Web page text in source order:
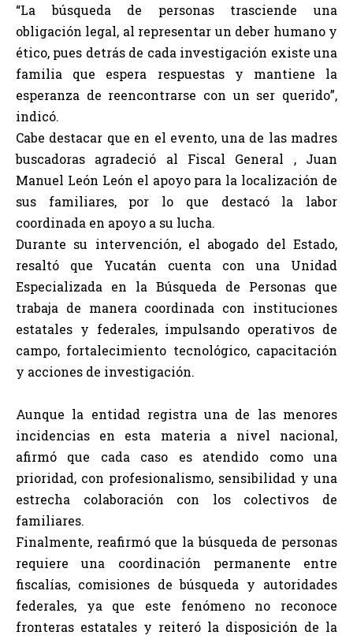
“La búsqueda de personas trasciende una
obligación legal, al representar un deber humano y
ético, pues detrás de cada investigación existe una
familia que espera respuestas y mantiene la
esperanza de reencontrarse con un ser querido”,
indicó.
Cabe destacar que en el evento, una de las madres
buscadoras agradeció al Fiscal General , Juan
Manuel León León el apoyo para la localización de
sus familiares, por lo que destacó la labor
coordinada en apoyo a su lucha.
Durante su intervención, el abogado del Estado,
resaltó que Yucatán cuenta con una Unidad
Especializada en la Búsqueda de Personas que
trabaja de manera coordinada con instituciones
estatales y federales, impulsando operativos de
campo, fortalecimiento tecnológico, capacitación
y acciones de investigación.
Aunque la entidad registra una de las menores
incidencias en esta materia a nivel nacional,
afirmó que cada caso es atendido como una
prioridad, con profesionalismo, sensibilidad y una
estrecha colaboración con los colectivos de
familiares.
Finalmente, reafirmó que la búsqueda de personas
requiere una coordinación permanente entre
fiscalías, comisiones de búsqueda y autoridades
federales, ya que este fenómeno no reconoce
fronteras estatales y reiteró la disposición de la